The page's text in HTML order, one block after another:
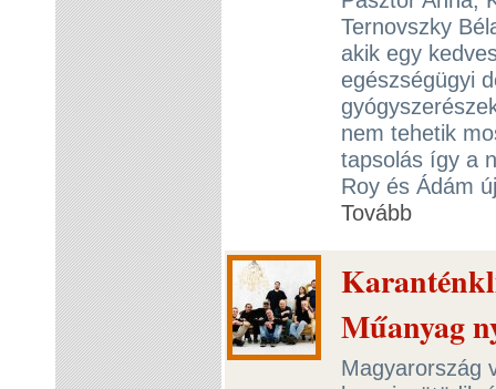
Ternovszky
akik egy
egészségügyi
nem tehetik
tapsolás így a
Roy és Ádám
Tovább
Műanyag
Magyarország